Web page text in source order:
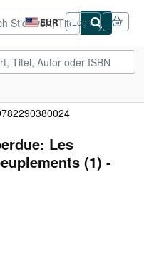
EUR
Seite
der
Einkaufseinstellungen.
Login
Les
(1) -